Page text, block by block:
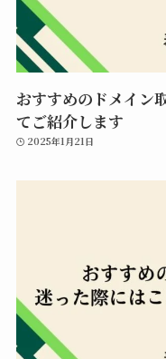
おすすめのドメイン
てご紹介します
2025年1月21日